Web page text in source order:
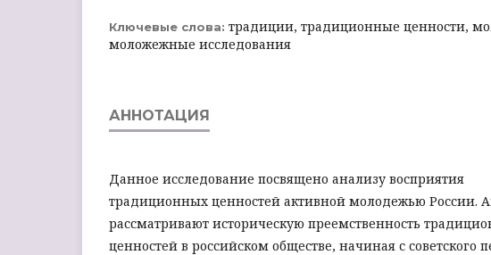
Ключевые слова: традиции, традиционные ценности,
моложежные исследования
АННОТАЦИЯ
Данное исследование посвящено анализу восприятия
традиционных ценностей активной молодежью России.
рассматривают историческую преемственность
ценностей в российском обществе, начиная с советского